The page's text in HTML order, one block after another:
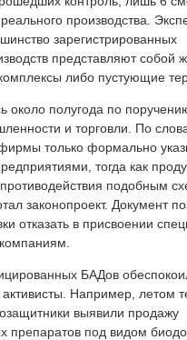
производства.
зарегистрированных
представляют собой
либо пустующие
около полугода по
и торговли. По
только формально
тогда как
подобным
законопроект. Документ
отказать в присвоении
БАДов
Например, летом
выявили продажу
препаратов под видом